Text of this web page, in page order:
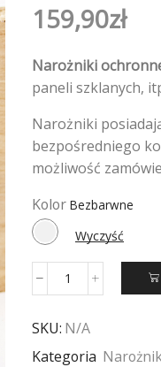
159,90zł
Narożniki
paneli szklanych,
Narożniki
bezpośredniego
możliwość
Kolor
Wyczyść
ilość
kątowy
do
płyt
SKU: N/A
Kategoria